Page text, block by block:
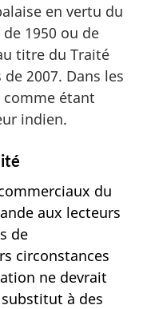
en vertu du
1950 ou de
titre du Traité
2007. Dans les
comme étant
indien.
du
aux lecteurs
de
circonstances
ne devrait
à des